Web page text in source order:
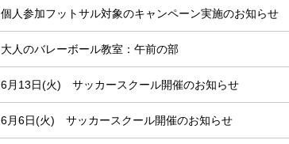
個人参加フットサル対象のキャンペーン実施のお知らせ
大人のバレーボール教室：午前の部
6月13日(火) サッカースクール開催のお知らせ
6月6日(火) サッカースクール開催のお知らせ